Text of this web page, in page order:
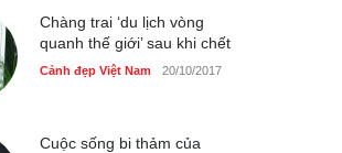
Chàng trai ‘du lịch vòng
quanh thế giới’ sau khi chết
Cảnh đẹp Việt Nam 20/10/2017
Cuộc sống bi thảm của